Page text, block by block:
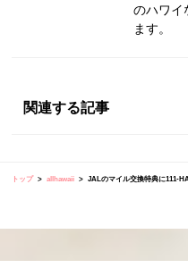
のハワイ
ます。
関連する記事
トップ allhawaii JALのマイル交換特典に111-